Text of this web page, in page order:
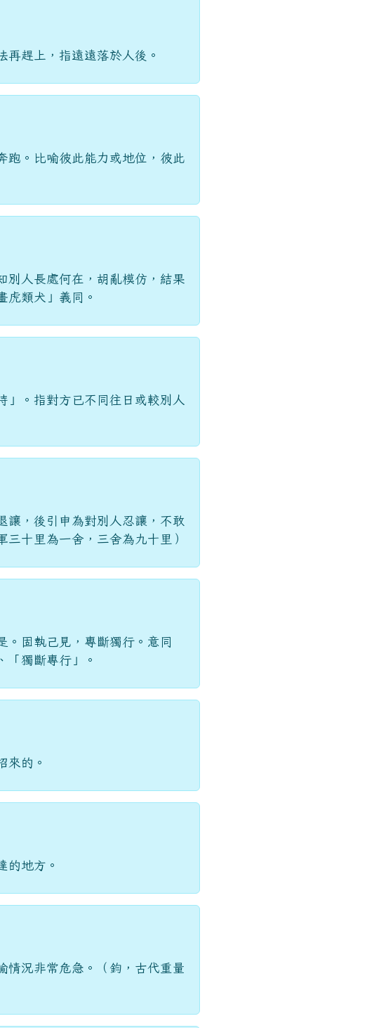
再趕上，指遠遠落於人後。
跑。比喻彼此能力或地位，彼此
別人長處何在，胡亂模仿，結果
虎類犬」義同。
」。指對方已不同往日或較別人
讓，後引申為對別人忍讓，不敢
十里為一舍，三舍為九十里）
。固執己見，專斷獨行。意同
「獨斷專行」。
來的。
的地方。
情況非常危急。（鈞，古代重量